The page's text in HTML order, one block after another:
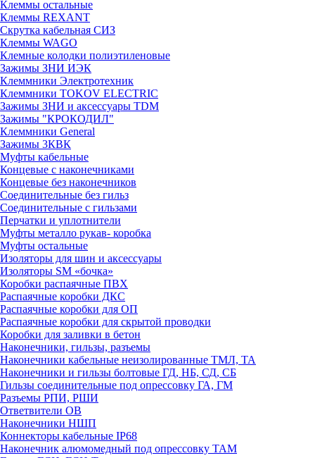
Клеммы остальные
Клеммы REXANT
Скрутка кабельная СИЗ
Клеммы WAGO
Клемные колодки полиэтиленовые
Зажимы ЗНИ ИЭК
Клеммники Электротехник
Клеммники TOKOV ELECTRIC
Зажимы ЗНИ и аксессуары TDM
Зажимы "КРОКОДИЛ"
Клеммники General
Зажимы 3КВК
Муфты кабельные
Концевые с наконечниками
Концевые без наконечников
Соединительные без гильз
Соединительные с гильзами
Перчатки и уплотнители
Муфты металло рукав- коробка
Муфты остальные
Изоляторы для шин и аксессуары
Изоляторы SM «бочка»
Коробки распаячные ПВХ
Распаячные коробки ДКС
Распаячные коробки для ОП
Распаячные коробки для скрытой проводки
Коробки для заливки в бетон
Наконечники, гильзы, разъемы
Наконечники кабельные неизолированные ТМЛ, ТА
Наконечники и гильзы болтовые ГД, НБ, СД, СБ
Гильзы соединительные под опрессовку ГА, ГМ
Разъемы РПИ, РШИ
Ответвители ОВ
Наконечники НШП
Коннекторы кабельные IP68
Наконечник алюмомедный под опрессовку ТАМ